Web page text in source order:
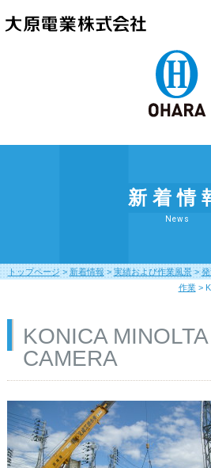
新着情
News
トップページ > 新着情報 > 実績および作業風景>
作業>
KONICA
CAMERA